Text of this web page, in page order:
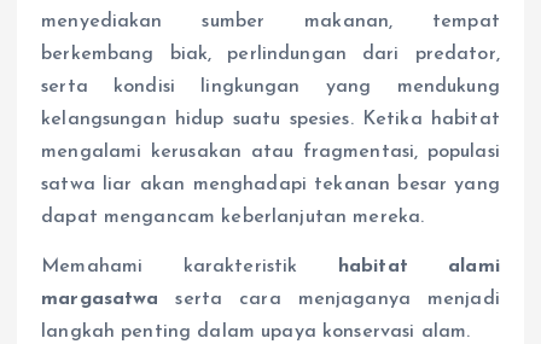
menyediakan sumber makanan, tempat
berkembang biak, perlindungan dari predator,
serta kondisi lingkungan yang mendukung
kelangsungan hidup suatu spesies. Ketika habitat
mengalami kerusakan atau fragmentasi, populasi
satwa liar akan menghadapi tekanan besar yang
dapat mengancam keberlanjutan mereka.
Memahami karakteristik
habitat alami
margasatwa serta cara menjaganya menjadi
langkah penting dalam upaya konservasi alam.